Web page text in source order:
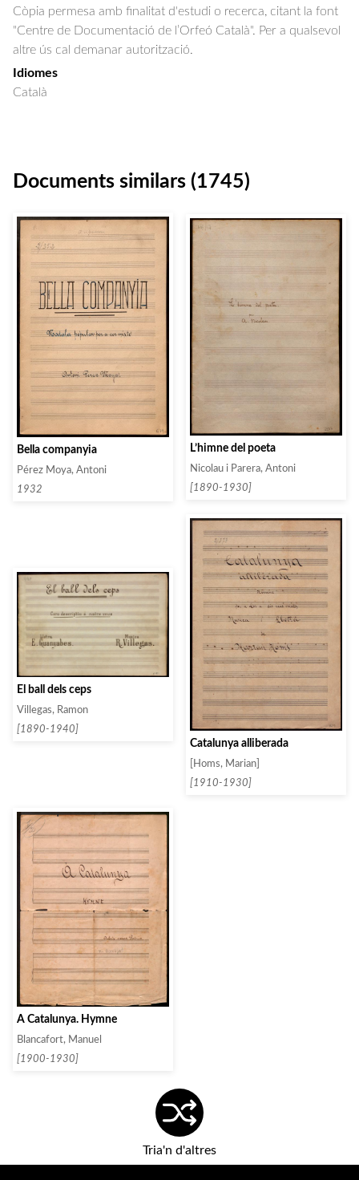
Còpia permesa amb finalitat d'estudi o recerca, citant la font
"Centre de Documentació de l’Orfeó Català". Per a qualsevol
altre ús cal demanar autorització.
Idiomes
Català
Documents similars (1745)
Bella companyia
Pérez Moya, Antoni
1932
L’himne del poeta
Nicolau i Parera, Antoni
[1890-1930]
El ball dels ceps
Villegas, Ramon
[1890-1940]
Catalunya alliberada
[Homs, Marian]
[1910-1930]
À Catalunya. Hymne
Blancafort, Manuel
[1900-1930]
Tria'n d'altres